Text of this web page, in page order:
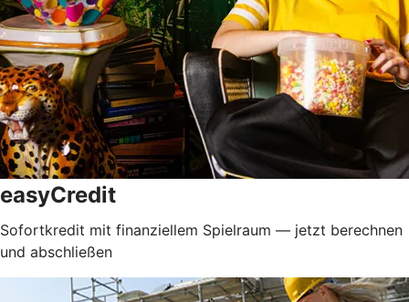
easyCredit
Sofortkredit mit finanziellem Spielraum — jetzt berechnen
und abschließen